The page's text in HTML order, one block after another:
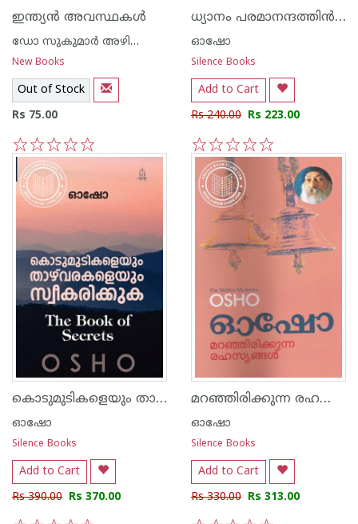
ഇന്ത്യന്‍ അവസ്ഥകള്‍
ഡോ സുകുമാര്‍ അഴിക്കോട്
New Books
Out of Stock
Rs 75.00
5
4
3
2
1
ധ്യാനം പരമാനന്ദത്തി‌ന്‍ കല
ഓഷോ
Silence Books
Add to Cart
Rs 240.00 Rs 223.00
5
4
3
2
1
കൊടുമുടികളെയും താഴ്വരകളെയും സ്വീകരിക്കുക
ഓഷോ
Silence Books
Add to Cart
Rs 390.00 Rs 370.00
മറഞ്ഞിരിക്കുന്ന രഹസ്യങ്ങള്‍
ഓഷോ
Silence Books
Add to Cart
Rs 330.00 Rs 313.00